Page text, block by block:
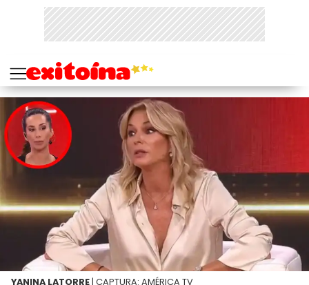
YANINA LATORRE | CAPTURA: AMÉRICA TV